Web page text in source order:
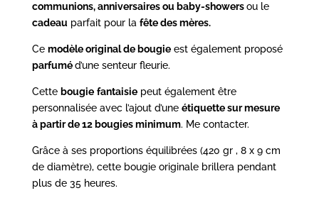
communions, anniversaires ou baby-showersou le
cadeauparfait pour la fête des mères.
Ce modèle original de bougieest également proposé
parfuméd’une senteur fleurie.
Cette bougie fantaisiepeut également être
personnalisée avec l’ajout d’une étiquette sur mesure
à partir de 12 bougies minimum. Me contacter.
Grâce à ses proportions équilibrées (420 gr , 8 x 9 cm
de diamètre), cette bougie originale brillera pendant
plus de 35 heures.